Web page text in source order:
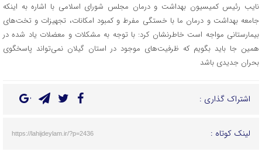
نایب رئیس کمیسیون بهداشت و درمان مجلس شورای اسلامی با اشاره به اینکه
جامعه بهداشت و درمان ما با خستگی مفرط و کمبود امکانات، تجهیزات و تخت‌های
بیمارستانی مواجه است خاطرنشان کرد: با توجه به مشکلات و معضلات یاد شده در
همین‌ جا باید بگویم که ظرفیت‌های موجود در استان گیلان نمی‌تواند پاسخگوی
بحران جدیدی باشد
اشتراک گذاری :
لینک کوتاه : https://lahijdeylam.ir/?p=2436